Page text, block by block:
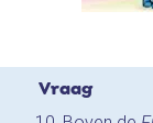
Vraag